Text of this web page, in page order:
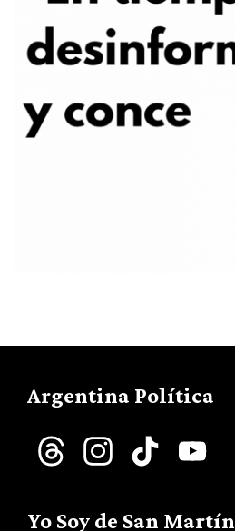
Argentina Política
Threads InstagramTikTok
Yo Soy de San Martín